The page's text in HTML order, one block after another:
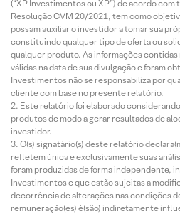
(“XP Investimentos ou XP”) de acordo
Resolução CVM 20/2021, tem como
possam auxiliar o investidor a tomar sua
constituindo qualquer tipo de oferta ou
qualquer produto. As informações
válidas na data de sua divulgação e foram
Investimentos não se responsabiliza por
cliente com base no presente relatório.
Este relatório foi elaborado
produtos de modo a gerar resultados de
investidor.
O(s) signatário(s) deste relatório
refletem única e exclusivamente suas
foram produzidas de forma independente,
Investimentos e que estão sujeitas a
decorrência de alterações nas condições
remuneração(es) é(são) indiretamente